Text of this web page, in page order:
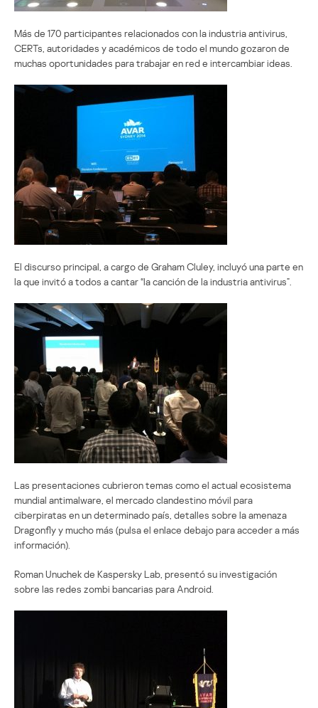
Más de 170 participantes relacionados con la industria antivirus,
CERTs, autoridades y académicos de todo el mundo gozaron de
muchas oportunidades para trabajar en red e intercambiar ideas.
El discurso principal, a cargo de Graham Cluley, incluyó una parte en
la que invitó a todos a cantar “la canción de la industria antivirus”.
Las presentaciones cubrieron temas como el actual ecosistema
mundial antimalware, el mercado clandestino móvil para
ciberpiratas en un determinado país, detalles sobre la amenaza
Dragonfly y mucho más (pulsa el enlace debajo para acceder a más
información).
Roman Unuchek de Kaspersky Lab, presentó su investigación
sobre las redes zombi bancarias para Android.